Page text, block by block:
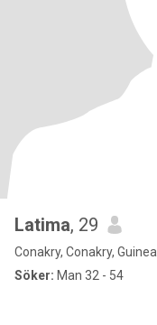
Latima, 29
Conakry, Conakry, Guinea
Söker: Man 32 - 54